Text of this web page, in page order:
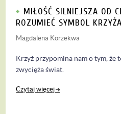
MIŁOŚĆ SILNIEJSZA OD
ROZUMIEĆ SYMBOL
Magdalena Korzekwa
Krzyż przypomina nam o tym, że
zwycięża świat.
Czytaj więcej